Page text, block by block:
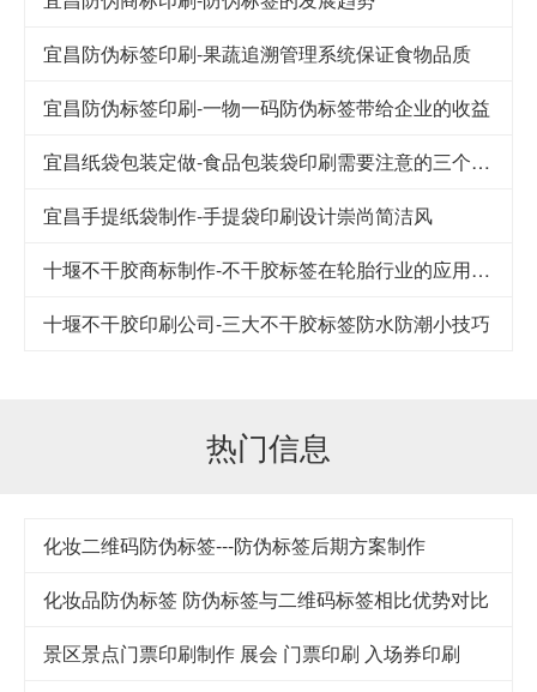
宜昌防伪标签印刷-果蔬追溯管理系统保证食物品质
宜昌防伪标签印刷-一物一码防伪标签带给企业的收益
宜昌纸袋包装定做-食品包装袋印刷需要注意的三个细节
宜昌手提纸袋制作-手提袋印刷设计崇尚简洁风
十堰不干胶商标制作-不干胶标签在轮胎行业的应用及其发展
十堰不干胶印刷公司-​三大不干胶标签防水防潮小技巧
热门信息
化妆二维码防伪标签---防伪标签后期方案制作
化妆品防伪标签 防伪标签与二维码标签相比优势对比
景区景点门票印刷制作 展会 门票印刷 入场券印刷